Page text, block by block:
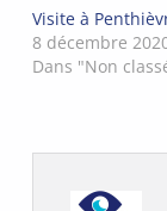
Visite à
8 décembre
Dans "Non